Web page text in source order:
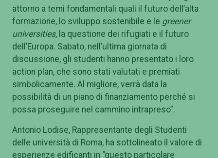
“Per il nostro network è una grande soddisfazione
vedere raccolte queste brillanti delegazioni di
studenti che, riuniti inforahanno lavorato per giorni
attorno a temi fondamentali quali il futuro dell’alta
formazione, lo sviluppo sostenibile e legreener
universities , la questione dei rifugiati e il futuro
dell’Europa. Sabato, nell’ultima giornata di
discussione, gli studenti hanno presentato i loro
action plan, che sono stati valutati e premiati
possibilità di un piano di finanziamento perché si
possa proseguire nel cammino intrapreso”.